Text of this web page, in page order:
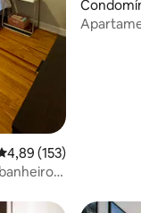
de uma avaliação
4,89 (153)